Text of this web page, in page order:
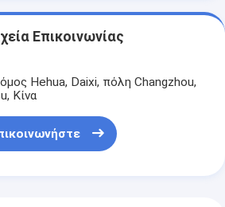
Επικοινωνίας
Hehua, Daixi, πόλη Changzhou,
Κίνα